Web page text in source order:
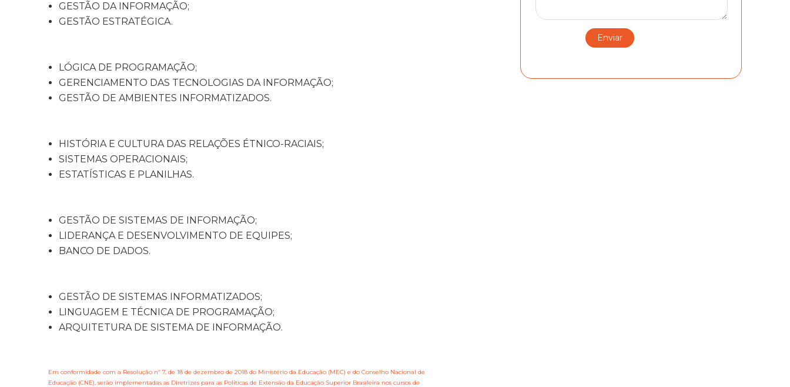
GESTÃO DA INFORMAÇÃO;
GESTÃO ESTRATÉGICA.
LÓGICA DE PROGRAMAÇÃO;
GERENCIAMENTO DAS TECNOLOGIAS DA INFORMAÇÃO;
GESTÃO DE AMBIENTES INFORMATIZADOS.
HISTÓRIA E CULTURA DAS RELAÇÕES ÉTNICO-RACIAIS;
SISTEMAS OPERACIONAIS;
ESTATÍSTICAS E PLANILHAS.
GESTÃO DE SISTEMAS DE INFORMAÇÃO;
LIDERANÇA E DESENVOLVIMENTO DE EQUIPES;
BANCO DE DADOS.
GESTÃO DE SISTEMAS INFORMATIZADOS;
LINGUAGEM E TÉCNICA DE PROGRAMAÇÃO;
ARQUITETURA DE SISTEMA DE INFORMAÇÃO.
Em conformidade com a Resolução nº 7, de 18 de dezembro de 2018 do Ministério da Educação (MEC) e do Conselho Nacional de
Educação (CNE), serão implementadas as Diretrizes para as Políticas de Extensão da Educação Superior Brasileira nos cursos de